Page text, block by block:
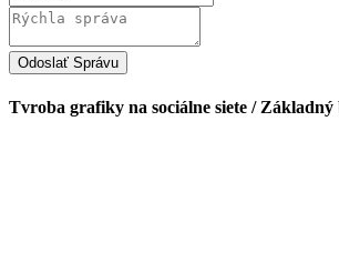
Odoslať Správu
Tvroba grafiky na sociálne siete /